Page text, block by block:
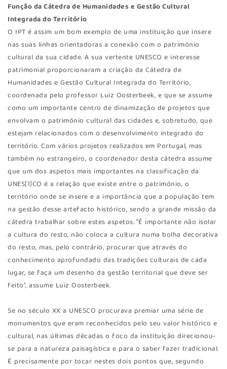
Função da Cátedra de Humanidades e Gestão Cultural
Integrada do Território
O IPT é assim um bom exemplo de uma instituição que insere
nas suas linhas orientadoras a conexão com o património
cultural da sua cidade. A sua vertente UNESCO e interesse
patrimonial proporcionaram a criação da Cátedra de
Humanidades e Gestão Cultural Integrada do Território,
coordenada pelo professor Luiz Oosterbeek, e que se assume
como um importante centro de dinamização de projetos que
envolvam o património cultural das cidades e, sobretudo, que
estejam relacionados com o desenvolvimento integrado do
território. Com vários projetos realizados em Portugal, mas
também no estrangeiro, o coordenador desta cátedra assume
que um dos aspetos mais importantes na classificação da
UNES[1]CO é a relação que existe entre o património, o
território onde se insere e a importância que a população tem
na gestão desse artefacto histórico, sendo a grande missão da
cátedra trabalhar sobre estes aspetos. “É importante não isolar
a cultura do resto, não coloca a cultura numa bolha decorativa
do resto, mas, pelo contrário, procurar que através do
conhecimento aprofundado das tradições culturais de cada
lugar, se faça um desenho da gestão territorial que deve ser
feito”, assume Luiz Oosterbeek.
Se no século XX a UNESCO procurava premiar uma série de
monumentos que eram reconhecidos pelo seu valor histórico e
cultural, nas últimas décadas o foco da instituição direcionou-
se para a natureza paisagística e para o saber fazer tradicional.
É precisamente por tocar nestes dois pontos que, segundo